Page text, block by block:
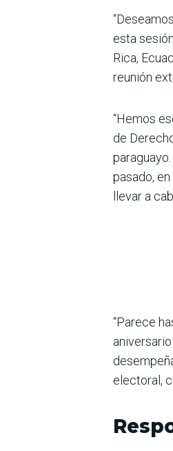
esta
Rica,
reunión
“Hemos
de
pasado,
llevar a
“Parece
electoral,